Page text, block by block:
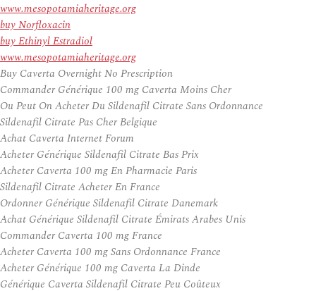
www.mesopotamiaheritage.org
buy Norfloxacin
buy Ethinyl Estradiol
www.mesopotamiaheritage.org
Buy Caverta Overnight No Prescription
Commander Générique 100 mg Caverta Moins Cher
Ou Peut On Acheter Du Sildenafil Citrate Sans Ordonnance
Sildenafil Citrate Pas Cher Belgique
Achat Caverta Internet Forum
Acheter Générique Sildenafil Citrate Bas Prix
Acheter Caverta 100 mg En Pharmacie Paris
Sildenafil Citrate Acheter En France
Ordonner Générique Sildenafil Citrate Danemark
Achat Générique Sildenafil Citrate Émirats Arabes Unis
Commander Caverta 100 mg France
Acheter Caverta 100 mg Sans Ordonnance France
Acheter Générique 100 mg Caverta La Dinde
Générique Caverta Sildenafil Citrate Peu Coûteux